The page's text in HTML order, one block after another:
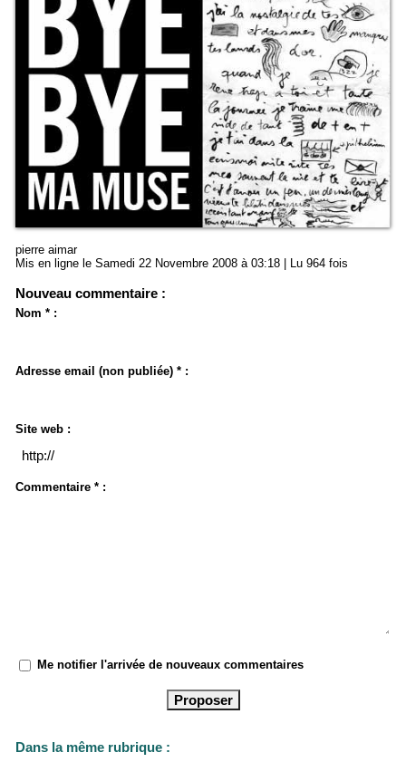
pierre aimar
Mis en ligne le Samedi 22 Novembre 2008 à 03:18 | Lu 964 fois
Nouveau commentaire :
Nom * :
Adresse email (non publiée) * :
Site web :
Commentaire * :
Me notifier l'arrivée de nouveaux commentaires
Dans la même rubrique :